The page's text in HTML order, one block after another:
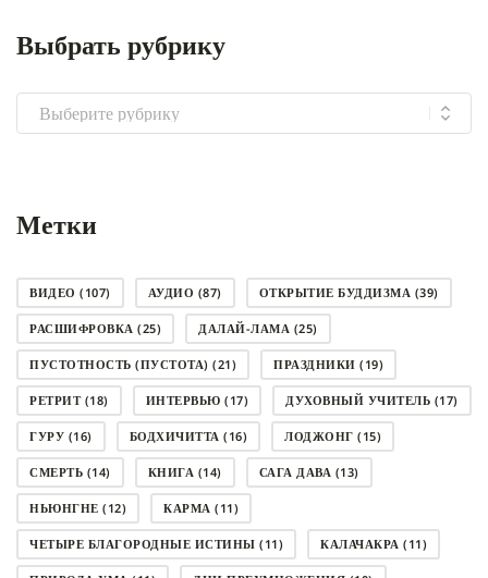
Выбрать рубрику
Выбрать
рубрику
Метки
ВИДЕО (107) АУДИО (87) ОТКРЫТИЕ БУДДИЗМА (39)
РАСШИФРОВКА (25) ДАЛАЙ-ЛАМА (25)
ПУСТОТНОСТЬ (ПУСТОТА) (21) ПРАЗДНИКИ (19)
РЕТРИТ(18) ИНТЕРВЬЮ (17) ДУХОВНЫЙ УЧИТЕЛЬ (17)
ГУРУ (16) БОДХИЧИТТА (16) ЛОДЖОНГ (15)
СМЕРТЬ (14) КНИГА (14) САГА ДАВА (13)
НЬЮНГНЕ (12) КАРМА (11)
ЧЕТЫРЕ БЛАГОРОДНЫЕ ИСТИНЫ (11) КАЛАЧАКРА (11)